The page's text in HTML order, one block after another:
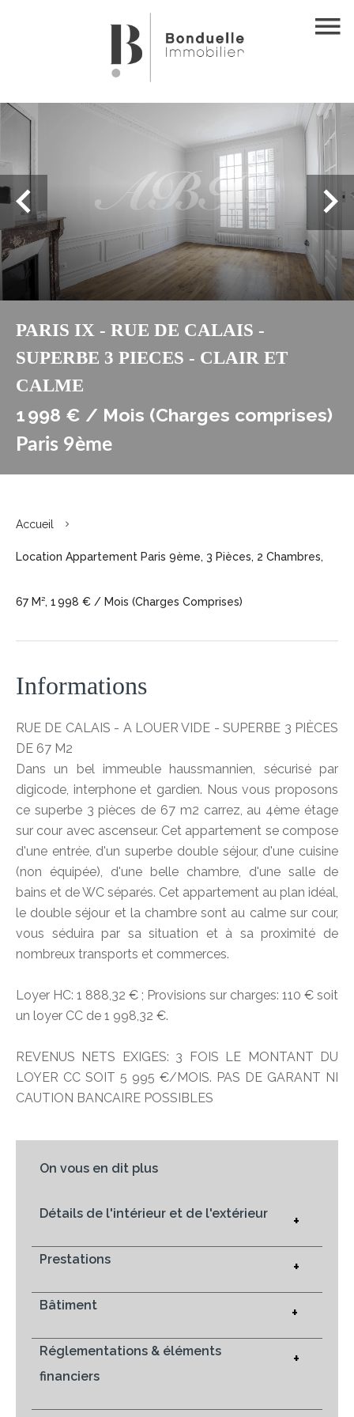
PARIS IX - RUE DE CALAIS -
SUPERBE 3 PIECES - CLAIR ET
CALME
1 998 € / Mois (Charges comprises)
Paris 9ème
Accueil
Location Appartement Paris 9ème, 3 Pièces, 2 Chambres,
67 M², 1 998 € / Mois (Charges Comprises)
Informations
RUE DE CALAIS - A LOUER VIDE - SUPERBE 3 PIÈCES
DE 67 M2
Dans un bel immeuble haussmannien, sécurisé par
digicode, interphone et gardien. Nous vous proposons
ce superbe 3 pièces de 67 m2 carrez, au 4ème étage
sur cour avec ascenseur. Cet appartement se compose
d'une entrée, d'un superbe double séjour, d'une cuisine
(non équipée), d'une belle chambre, d'une salle de
bains et de WC séparés. Cet appartement au plan idéal,
le double séjour et la chambre sont au calme sur cour,
vous séduira par sa situation et à sa proximité de
nombreux transports et commerces.
Loyer HC: 1 888,32 € ; Provisions sur charges: 110 € soit
un loyer CC de 1 998,32 €.
REVENUS NETS EXIGES: 3 FOIS LE MONTANT DU
LOYER CC SOIT 5 995 €/MOIS. PAS DE GARANT NI
CAUTION BANCAIRE POSSIBLES
On vous en dit plus
Détails de l'intérieur et de l'extérieur +
Prestations +
Bâtiment +
Réglementations & éléments
financiers
+